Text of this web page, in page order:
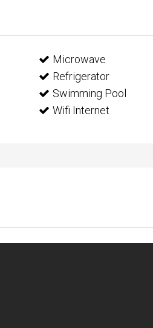
Microwave
Refrigerator
Swimming Pool
Wifi Internet